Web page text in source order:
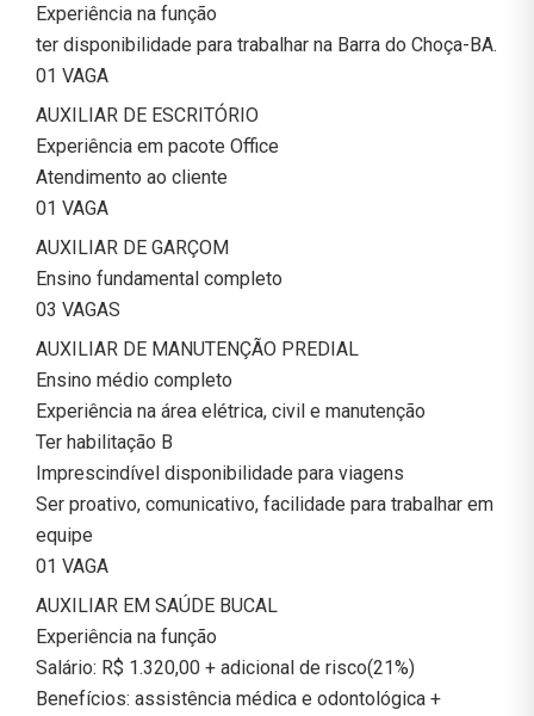
Experiência na função
ter disponibilidade para trabalhar na Barra do Choça-BA.
01 VAGA
AUXILIAR DE ESCRITÓRIO
Experiência em pacote Office
Atendimento ao cliente
01 VAGA
AUXILIAR DE GARÇOM
Ensino fundamental completo
03 VAGAS
AUXILIAR DE MANUTENÇÃO PREDIAL
Ensino médio completo
Experiência na área elétrica, civil e manutenção
Ter habilitação B
Imprescindível disponibilidade para viagens
Ser proativo, comunicativo, facilidade para trabalhar em
equipe
01 VAGA
AUXILIAR EM SAÚDE BUCAL
Experiência na função
Salário: R$ 1.320,00 + adicional de risco(21%)
Benefícios: assistência médica e odontológica +